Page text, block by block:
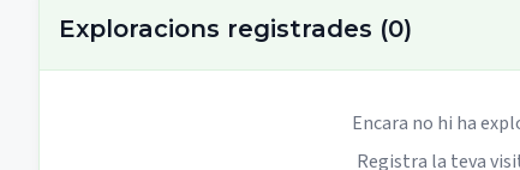
Exploracions registrades (0)
Encara no hi ha
Registra la teva